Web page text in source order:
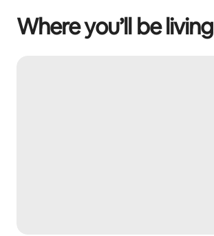
Where you’ll be living